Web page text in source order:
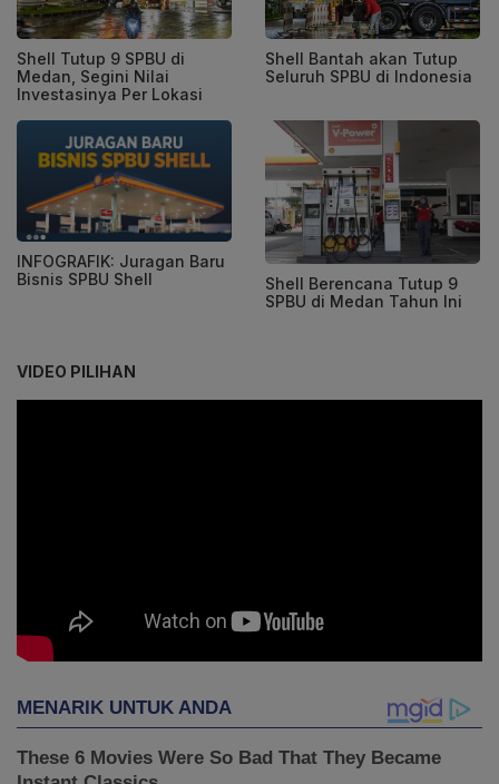
Shell Tutup 9 SPBU di
Medan, Segini Nilai
Investasinya Per Lokasi
Shell Bantah akan Tutup
Seluruh SPBU di Indonesia
INFOGRAFIK: Juragan Baru
Bisnis SPBU Shell
Shell Berencana Tutup 9
SPBU di Medan Tahun Ini
VIDEO PILIHAN